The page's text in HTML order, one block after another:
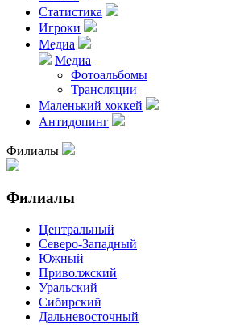
Статистика
Игроки
Медиа
Медиа
Фотоальбомы
Трансляции
Маленький хоккей
Антидопинг
Филиалы
Филиалы
Центральный
Северо-Западный
Южный
Приволжский
Уральский
Сибирский
Дальневосточный